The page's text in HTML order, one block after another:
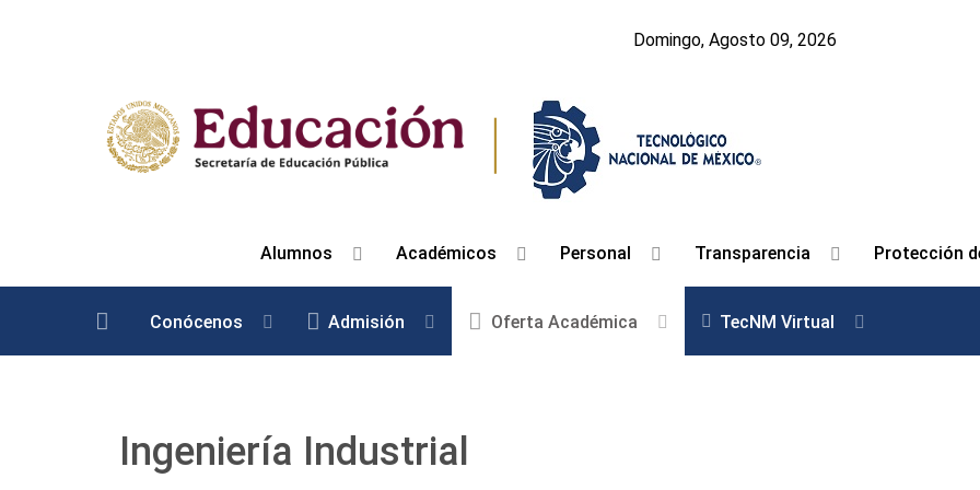
Domingo, Agosto 09, 2026
Alumnos Académicos Personal Transparencia Protección
Conócenos Admisión Oferta Académica TecNM Virtual
Ingeniería Industrial